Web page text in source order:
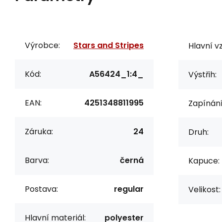
Výrobce: Stars and Stripes
Kód: A56424_1:4_
EAN: 4251348811995
Záruka: 24
Barva: černá
Postava: regular
Hlavní materiál: polyester
Hlavní
Výstřih:
Druh:
Kapuce:
Velikost: